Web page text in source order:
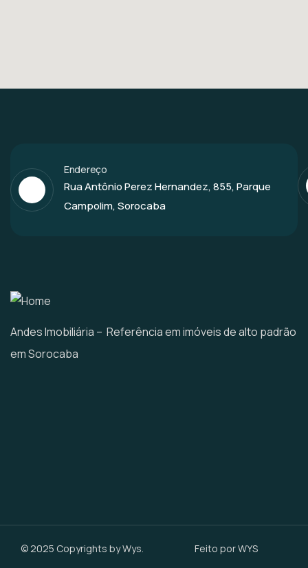
Endereço
Rua Antônio Perez Hernandez, 855, Parque
Campolim, Sorocaba
Andes Imobiliária – Referência em imóveis de alto padrão
em Sorocaba
© 2025 Copyrights by Wys. Feito por WYS